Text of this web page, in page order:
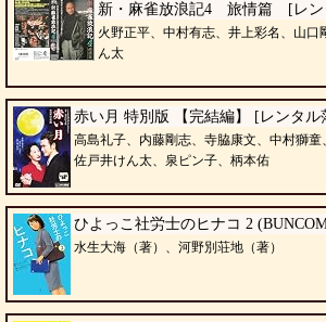
新・麻雀放浪記4 旅情篇 [レン
火野正平、中村有志、井上彩名、山口
ん太
赤い月 特別版 【完結編】 [レンタル
高島礼子、内藤剛志、寺脇康文、中村獅童
佐戸井けん太、泉ピン子、柄本佑
ひよっこ社労士のヒナコ 2
水生大海（著）、河野別荘地（著）